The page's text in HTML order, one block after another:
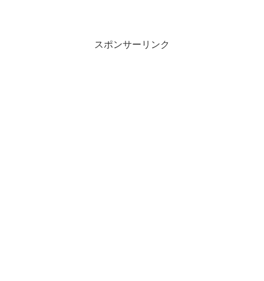
スポンサーリンク